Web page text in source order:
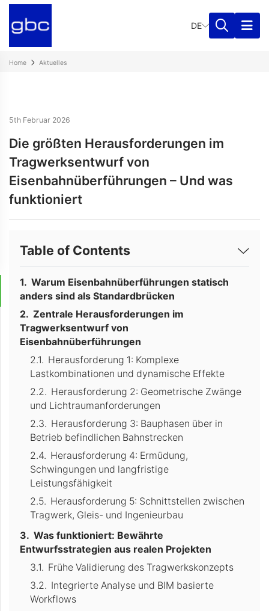
DE
Home Aktuelles
5th Februar 2026
Die größten Herausforderungen im
Tragwerksentwurf von
Eisenbahnüberführungen – Und was
funktioniert
Table of Contents
Warum Eisenbahnüberführungen statisch
anders sind als Standardbrücken
Zentrale Herausforderungen im
Tragwerksentwurf von
Eisenbahnüberführungen
Herausforderung 1: Komplexe
Lastkombinationen und dynamische Effekte
Herausforderung 2: Geometrische Zwänge
und Lichtraumanforderungen
Herausforderung 3: Bauphasen über in
Betrieb befindlichen Bahnstrecken
Herausforderung 4: Ermüdung,
Schwingungen und langfristige
Leistungsfähigkeit
Herausforderung 5: Schnittstellen zwischen
Tragwerk, Gleis- und Ingenieurbau
Was funktioniert: Bewährte
Entwurfsstrategien aus realen Projekten
Frühe Validierung des Tragwerkskonzepts
Integrierte Analyse und BIM basierte
Workflows